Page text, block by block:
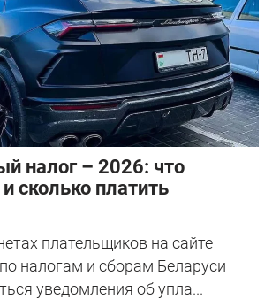
налог – 2026: что
сколько платить
плательщиков на сайте
налогам и сборам Беларуси
уведомления об упла...